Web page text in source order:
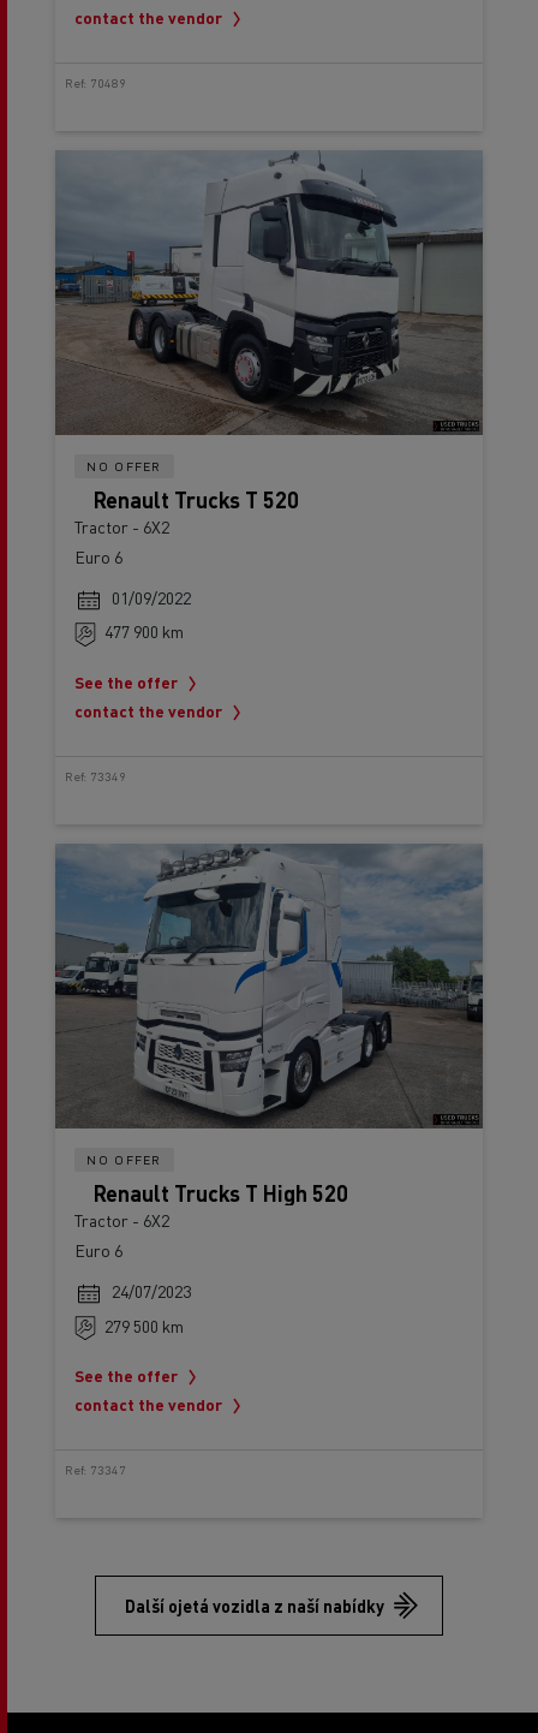
contact the vendor
Ref: 70489
NO OFFER
Renault Trucks T 520
Tractor - 6X2
Euro 6
01/09/2022
477 900 km
See the offer
contact the vendor
Ref: 73349
NO OFFER
Renault Trucks T High 520
Tractor - 6X2
Euro 6
24/07/2023
279 500 km
See the offer
contact the vendor
Ref: 73347
Další ojetá vozidla z naší nabídky